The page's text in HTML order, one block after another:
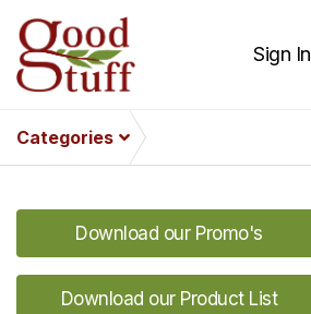
Sign In
Categories
Download our Promo's
Download our Product List